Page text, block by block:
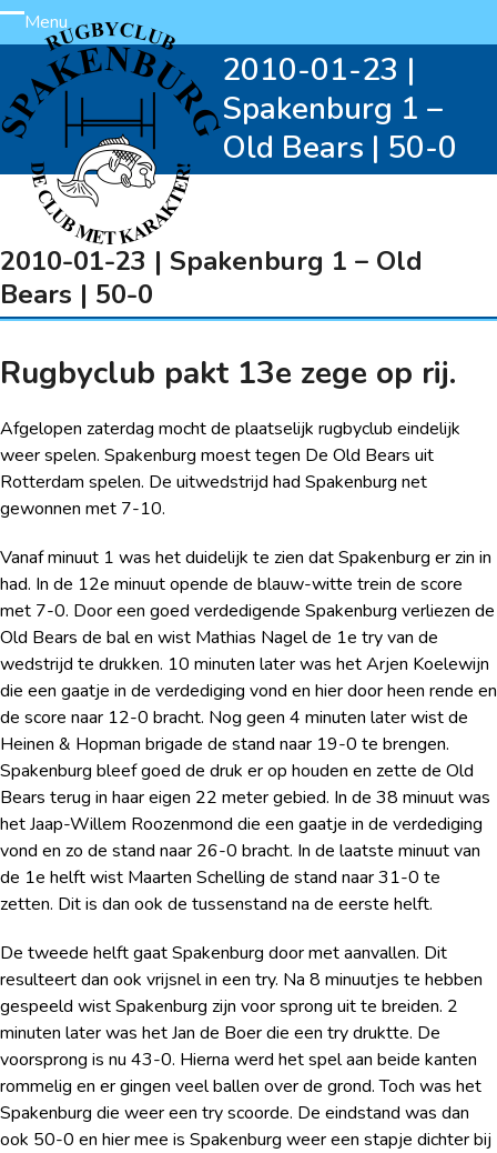
Skip
to
content
Menu
Open
mobile
menu
Close
mobile
menu
2010-01-23 |
Spakenburg 1 –
Old Bears | 50-0
2010-01-23 | Spakenburg 1 – Old
Bears | 50-0
Rugbyclub pakt 13e zege op rij.
Afgelopen zaterdag mocht de plaatselijk rugbyclub eindelijk
weer spelen. Spakenburg moest tegen De Old Bears uit
Rotterdam spelen. De uitwedstrijd had Spakenburg net
gewonnen met 7-10.
Vanaf minuut 1 was het duidelijk te zien dat Spakenburg er zin in
had. In de 12e minuut opende de blauw-witte trein de score
met 7-0. Door een goed verdedigende Spakenburg verliezen de
Old Bears de bal en wist Mathias Nagel de 1e try van de
wedstrijd te drukken. 10 minuten later was het Arjen Koelewijn
die een gaatje in de verdediging vond en hier door heen rende en
de score naar 12-0 bracht. Nog geen 4 minuten later wist de
Heinen & Hopman brigade de stand naar 19-0 te brengen.
Spakenburg bleef goed de druk er op houden en zette de Old
Bears terug in haar eigen 22 meter gebied. In de 38 minuut was
het Jaap-Willem Roozenmond die een gaatje in de verdediging
vond en zo de stand naar 26-0 bracht. In de laatste minuut van
de 1e helft wist Maarten Schelling de stand naar 31-0 te
zetten. Dit is dan ook de tussenstand na de eerste helft.
De tweede helft gaat Spakenburg door met aanvallen. Dit
resulteert dan ook vrijsnel in een try. Na 8 minuutjes te hebben
gespeeld wist Spakenburg zijn voor sprong uit te breiden. 2
minuten later was het Jan de Boer die een try druktte. De
voorsprong is nu 43-0. Hierna werd het spel aan beide kanten
rommelig en er gingen veel ballen over de grond. Toch was het
Spakenburg die weer een try scoorde. De eindstand was dan
ook 50-0 en hier mee is Spakenburg weer een stapje dichter bij